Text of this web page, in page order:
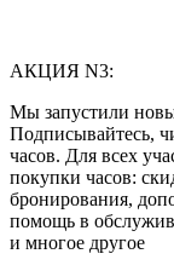
АКЦИЯ N3:
Мы запустили
Подписывайтесь,
часов. Для всех
покупки часов:
бронирования,
помощь в
и многое другое